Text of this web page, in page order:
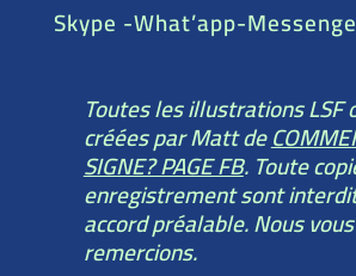
Skype -What’app-
Toutes les illustrations LSF
créées par Matt de
SIGNE? PAGE FB. Toute
enregistrement sont
accord préalable. Nous
remercions.